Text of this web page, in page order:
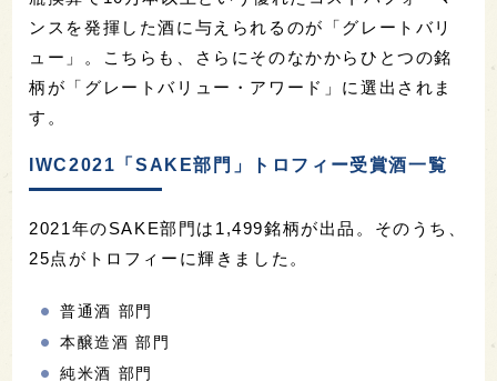
ンスを発揮した酒に与えられるのが「グレートバリ
ュー」。こちらも、さらにそのなかからひとつの銘
柄が「グレートバリュー・アワード」に選出されま
す。
IWC2021「SAKE部門」トロフィー受賞酒一覧
2021年のSAKE部門は1,499銘柄が出品。そのうち、
25点がトロフィーに輝きました。
普通酒 部門
本醸造酒 部門
純米酒 部門